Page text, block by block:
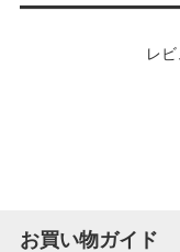
レ
お買い物ガイド